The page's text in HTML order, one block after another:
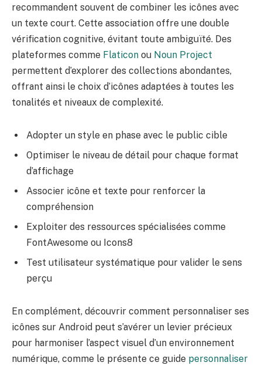
recommandent souvent de combiner les icônes avec
un texte court. Cette association offre une double
vérification cognitive, évitant toute ambiguïté. Des
plateformes comme Flaticon ou Noun Project
permettent d’explorer des collections abondantes,
offrant ainsi le choix d’icônes adaptées à toutes les
tonalités et niveaux de complexité.
Adopter un style en phase avec le public cible
Optimiser le niveau de détail pour chaque format
d’affichage
Associer icône et texte pour renforcer la
compréhension
Exploiter des ressources spécialisées comme
FontAwesome ou Icons8
Test utilisateur systématique pour valider le sens
perçu
En complément, découvrir comment personnaliser ses
icônes sur Android peut s’avérer un levier précieux
pour harmoniser l’aspect visuel d’un environnement
numérique, comme le présente ce guide personnaliser